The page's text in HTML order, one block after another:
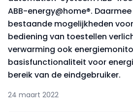
ABB-energy@home®.
bestaande mogelijkheden
bediening van toestellen
verwarming ook
basisfunctionaliteit voor
bereik van de eindgebruiker.
24 maart 2022